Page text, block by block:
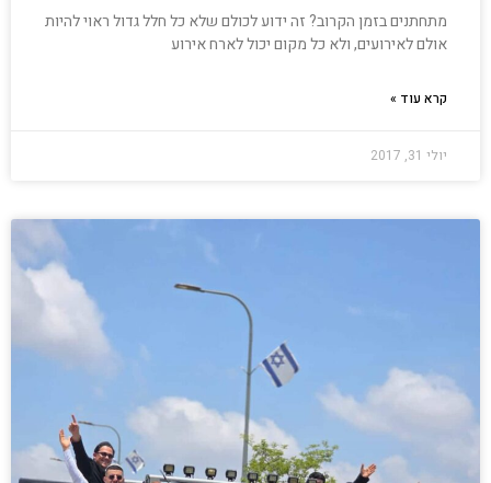
מתחתנים בזמן הקרוב? זה ידוע לכולם שלא כל חלל גדול ראוי להיות
אולם לאירועים, ולא כל מקום יכול לארח אירוע
קרא עוד »
יולי 31, 2017